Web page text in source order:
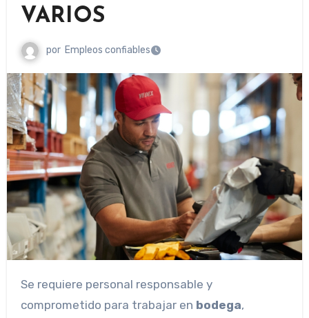
VARIOS
por Empleos confiables
Se requiere personal responsable y
comprometido para trabajar en bodega,